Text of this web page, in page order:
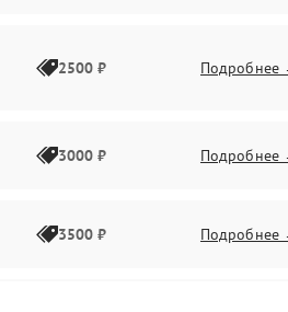
2500 ₽ Подробнее
3000 ₽ Подробнее
3500 ₽ Подробнее